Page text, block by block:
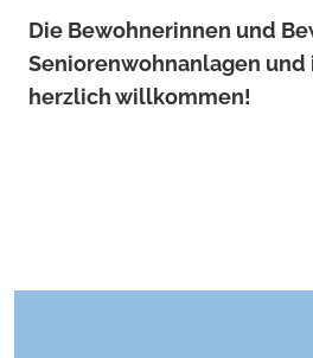
Die Bewohnerinnen und
Seniorenwohnanlagen und
herzlich willkommen!